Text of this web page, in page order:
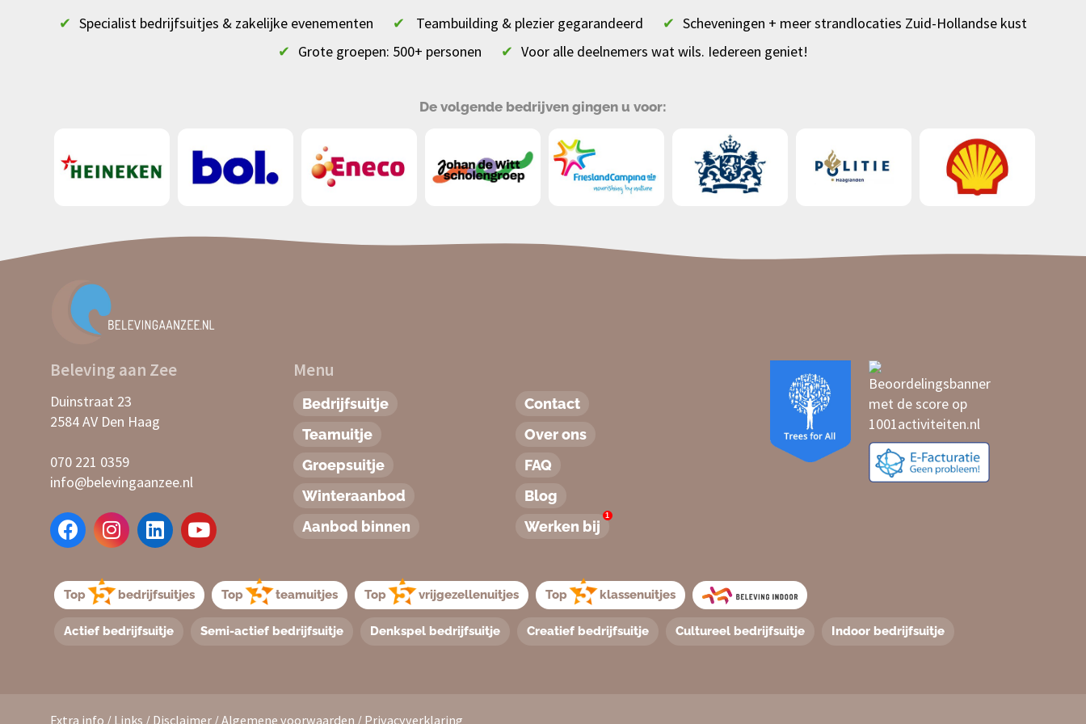
✔ Specialist bedrijfsuitjes & zakelijke evenementen ✔ Teambuilding & plezier gegarandeerd ✔ Scheveningen + meer strandlocaties Zuid-Hollandse kust
✔ Grote groepen: 500+ personen ✔ Voor alle deelnemers wat wils. Iedereen geniet!
De volgende bedrijven gingen u voor:
Beleving aan Zee
Duinstraat 23
2584 AV Den Haag
070 221 0359
info@belevingaanzee.nl
Menu
Bedrijfsuitje
Teamuitje
Groepsuitje
Winteraanbod
Aanbod binnen
Contact
Over ons
FAQ
Blog
Werken bij
1
Top bedrijfsuitjes Top teamuitjes Top vrijgezellenuitjes Top klassenuitjes
Actief bedrijfsuitje Semi-actief bedrijfsuitje Denkspel bedrijfsuitje Creatief bedrijfsuitje Cultureel bedrijfsuitje Indoor bedrijfsuitje
Extra info / Links / Disclaimer /Algemene voorwaarden / Privacyverklaring